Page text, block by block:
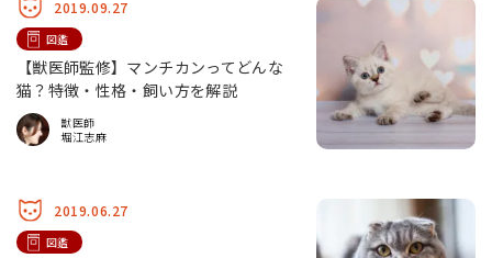
2019.09.27
図鑑
【獣医師監修】マンチカンってどんな
猫？特徴・性格・飼い方を解説
獣医師
堀江志麻
2019.06.27
図鑑